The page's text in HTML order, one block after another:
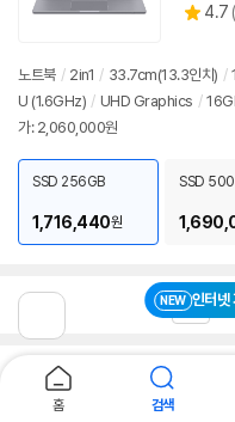
별
4.7 (
노트북 / 2in1 / 33.7cm(13.3인치) /
U (1.6GHz) / UHD Graphics /
가: 2,060,000원
SSD 256GB
1,716,440원
SSD
1 2
뉴스7개
전
이
지
NEW 인터넷
홈 검색